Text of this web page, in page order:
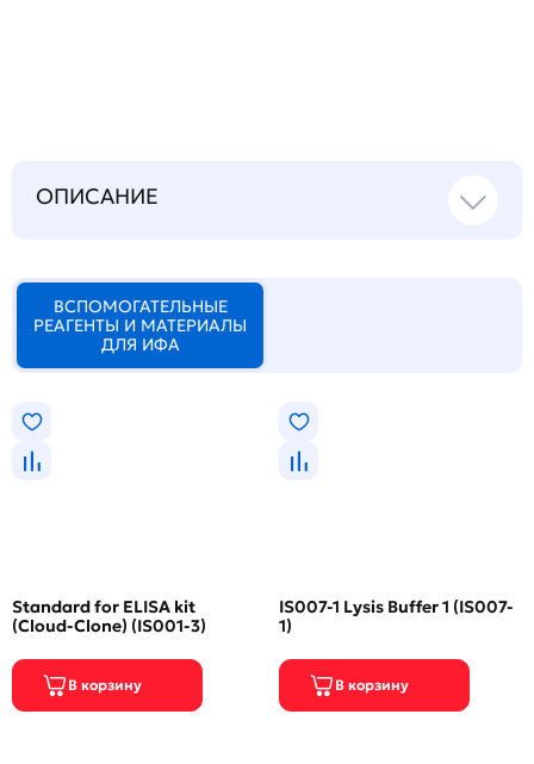
ОПИСАНИЕ
ВСПОМОГАТЕЛЬНЫЕ
РЕАГЕНТЫ И МАТЕРИАЛЫ
ДЛЯ ИФА
Standard for ELISA kit
(Cloud-Clone) (IS001-3)
IS007-1 Lysis Buffer 1 (IS007-
1)